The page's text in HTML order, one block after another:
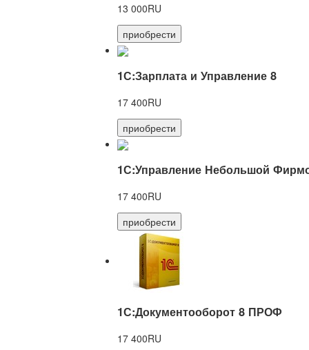
13 000RU
приобрести
1С:Зарплата и Управление 8
17 400RU
приобрести
1С:Управление Небольшой
17 400RU
приобрести
1С:Документооборот 8 ПРОФ
17 400RU